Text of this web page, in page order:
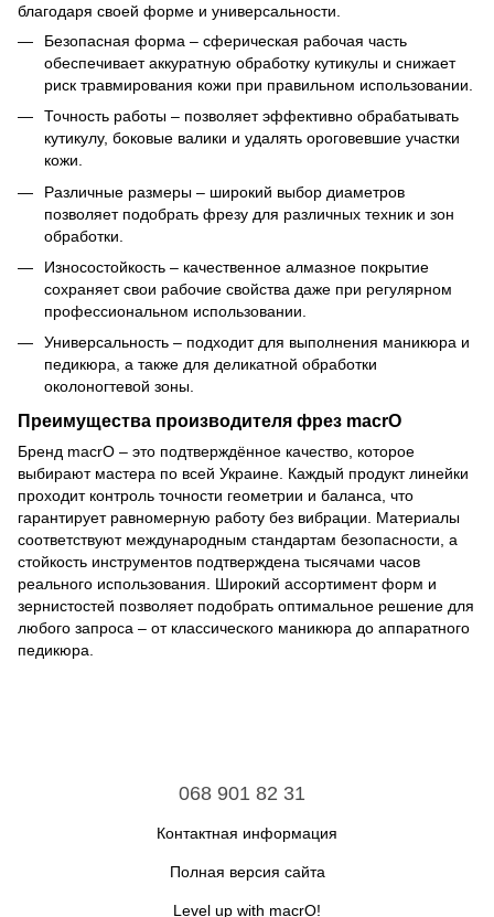
благодаря своей форме и универсальности.
Безопасная форма – сферическая рабочая часть
обеспечивает аккуратную обработку кутикулы и снижает
риск травмирования кожи при правильном использовании.
Точность работы – позволяет эффективно обрабатывать
кутикулу, боковые валики и удалять ороговевшие участки
кожи.
Различные размеры – широкий выбор диаметров
позволяет подобрать фрезу для различных техник и зон
обработки.
Износостойкость – качественное алмазное покрытие
сохраняет свои рабочие свойства даже при регулярном
профессиональном использовании.
Универсальность – подходит для выполнения маникюра и
педикюра, а также для деликатной обработки
околоногтевой зоны.
Преимущества производителя фрез macrO
Бренд macrO – это подтверждённое качество, которое
выбирают мастера по всей Украине. Каждый продукт линейки
проходит контроль точности геометрии и баланса, что
гарантирует равномерную работу без вибрации. Материалы
соответствуют международным стандартам безопасности, а
стойкость инструментов подтверждена тысячами часов
реального использования. Широкий ассортимент форм и
зернистостей позволяет подобрать оптимальное решение для
любого запроса – от классического маникюра до аппаратного
педикюра.
068 901 82 31
Контактная информация
Полная версия сайта
Level up with macrO!